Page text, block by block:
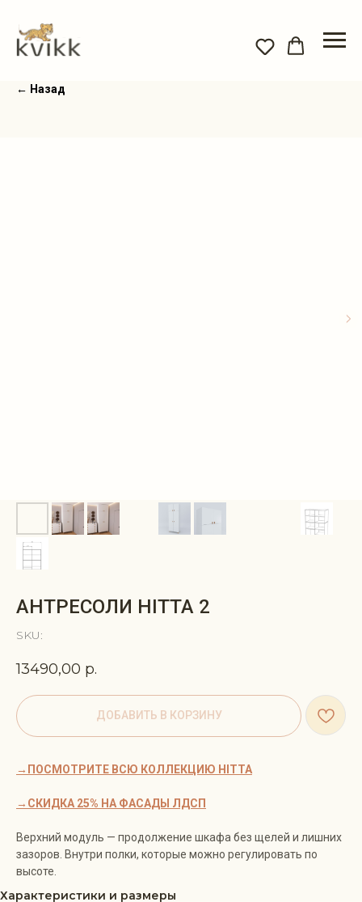
← Назад
АНТРЕСОЛИ HITTA 2
SKU:
13490,00 р.
ДОБАВИТЬ В КОРЗИНУ
→ПОСМОТРИТЕ ВСЮ КОЛЛЕКЦИЮ HITTA
→СКИДКА 25% НА ФАСАДЫ ЛДСП
Верхний модуль — продолжение шкафа без щелей и лишних
зазоров. Внутри полки, которые можно регулировать по
высоте.
Характеристики и размеры